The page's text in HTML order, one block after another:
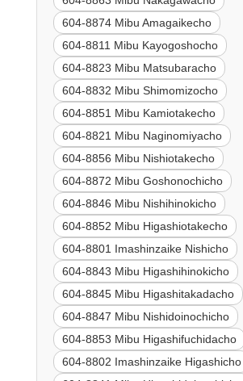
604-8874 Mibu Amagaikecho
604-8811 Mibu Kayogoshocho
604-8823 Mibu Matsubaracho
604-8832 Mibu Shimomizocho
604-8851 Mibu Kamiotakecho
604-8821 Mibu Naginomiyacho
604-8856 Mibu Nishiotakecho
604-8872 Mibu Goshonochicho
604-8846 Mibu Nishihinokicho
604-8852 Mibu Higashiotakecho
604-8801 Imashinzaike Nishicho
604-8843 Mibu Higashihinokicho
604-8845 Mibu Higashitakadacho
604-8847 Mibu Nishidoinochicho
604-8853 Mibu Higashifuchidacho
604-8802 Imashinzaike Higashicho